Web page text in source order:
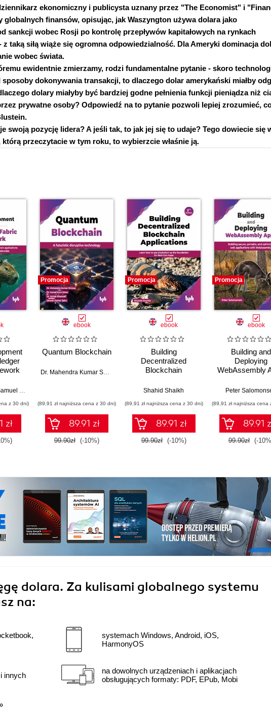
ekonomiczny i publicysta uznany przez "The Economist" i
finansów, opisując, jak Waszyngton używa dolara jako
sankcji wobec Rosji po kontrolę przepływów kapitałowych na rynkach
taką siłą wiąże się ogromna odpowiedzialność. Dla Ameryki dominacja
wobec świata.
ewidentnie zmierzamy, rodzi fundamentalne pytanie - skoro
dokonywania transakcji, to dlaczego dolar amerykański miałby
dolary miałyby być bardziej godne pełnienia funkcji pieniądza niż
prywatne osoby? Odpowiedź na to pytanie pozwoli lepiej zrozumieć,
swoją pozycję lidera? A jeśli tak, to jak jej się to udaje? Tego dowiecie się
przeczytacie w tym roku, to wybierzcie właśnie ją.
Venzi
z 30 dni)
zł
Promocja
ebook
Quantum Blockchain
Dr. Mahendra Kumar Shrivas Dr. Kamal Kant Hiran , Dr. Ashok Bhansali,Umesh
(89,91 zł najniższa cena z 30 dni)
89.91 zł
99.90zł (-10%)
Promocja
ebook
Building
Decentralized
Blockchain
Edition
Shahid Shaikh
(89,91 zł najniższa cena z 30 dni)
89.91 zł
99.90zł (-10%)
Promocja
ebook
Building and
Deploying
WebAssembly
Peter
(89,91 zł najniższa cena
89.91
99.90zł (-
dolara. Za kulisami globalnego systemu
na:
innych
systemach Windows, Android, iOS,
HarmonyOS
na dowolnych urządzeniach i aplikacjach
obsługujących formaty: PDF, EPub, Mobi